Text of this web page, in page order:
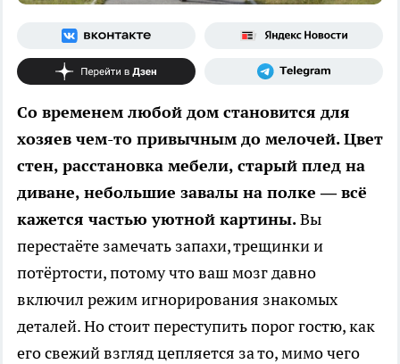
Со временем любой дом становится для
хозяев чем-то привычным до мелочей. Цвет
стен, расстановка мебели, старый плед на
диване, небольшие завалы на полке — всё
кажется частью уютной картины.Вы
перестаёте замечать запахи, трещинки и
потёртости, потому что ваш мозг давно
включил режим игнорирования знакомых
деталей. Но стоит переступить порог гостю, как
его свежий взгляд цепляется за то, мимо чего